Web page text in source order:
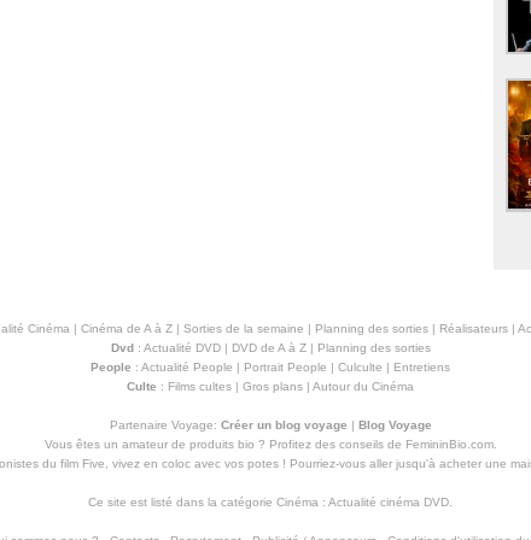
Cinéma | Cinéma de A à Z| Sorties de la semaine | Planning des sorties| Réalisateurs|
Dvd: Actualité DVD| DVD de A à Z| Planning des sorties
People : Actualité People | Portrait People | Culculte | Entretiens
Culte : Films cultes | Gros plans | Autour du Cinéma
Partenaire Voyage: Créer un blog voyage | Blog Voyage
Vous êtes un amateur de produits bio ? Profitez des conseils de FemininBio.com.
du film Five, vivez en coloc avec vos potes ! Pourriez-vous aller jusqu'à acheter une
Ce site est listé dans la catégorie Cinéma : Actualité cinéma DVD